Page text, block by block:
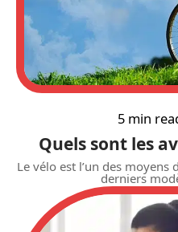
5 min
Quels sont les
Le vélo est l’un des
derniers